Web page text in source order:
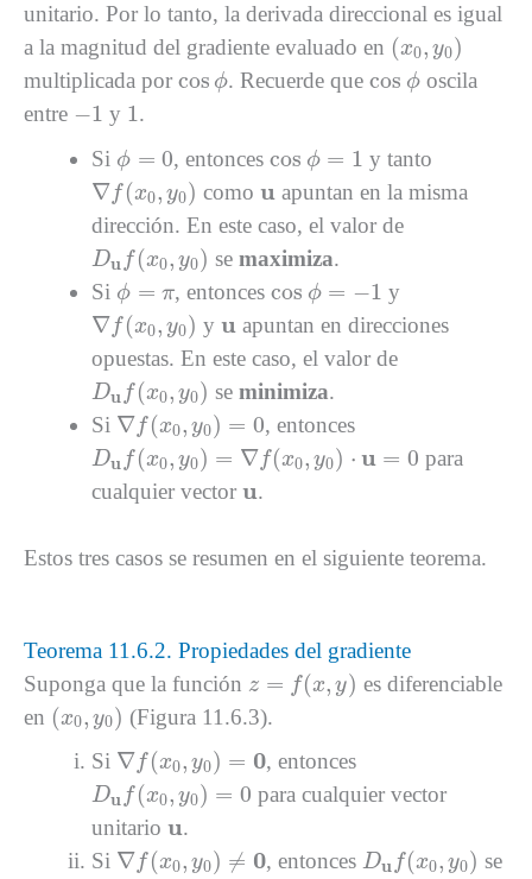
unitario. Por lo tanto, la derivada direccional es igual
a la magnitud del gradiente evaluado en (x0, y0)
( )
multiplicada por cos ϕ
cos ϕ . Recuerde quecos ϕ
cos ϕ oscila
entre −1
1 y 1
1 .
Si ϕ = 0
ϕ , entoncescos ϕ = 1
cos ϕ= y tanto
∇ f(x0, y0)
∇f (x como u
u apuntan en la misma
dirección. En este caso, el valor de
Du f(x0, y0)
Du (x se maximiza.
Si ϕ = π
ϕ , entoncescos ϕ = −1
cos ϕ= y
∇ f(x0, y0)
∇f (x y u
u apuntan en direcciones
opuestas. En este caso, el valor de
Du f(x0, y0)
Du (x se minimiza.
Si ∇ f(x0, y0) = 0
∇f (x 0) = , entonces
Du f(x0, y0) = ∇ f(x0, y0) ⋅ u = 0
Du (x 0 = ∇ (x0,y =0
para
cualquier vectoru
u.
Estos tres casos se resumen en el siguiente teorema.
Teorema 11.6.2. Propiedades del gradiente
Suponga que la función z = f(x, y)
x,y
es diferenciable
en (x0, y0)
( ) (Figura 11.6.3).
Si ∇ f(x0, y0) = 0
∇f (x = , entonces
Du f(x0, y0) = 0
Du (x =
para cualquier vector
unitariou
u.
Si ∇ f(x0, y0) ≠ 0
∇f (x ≠ , entonces Du f(x0, y0)
Du (x
se